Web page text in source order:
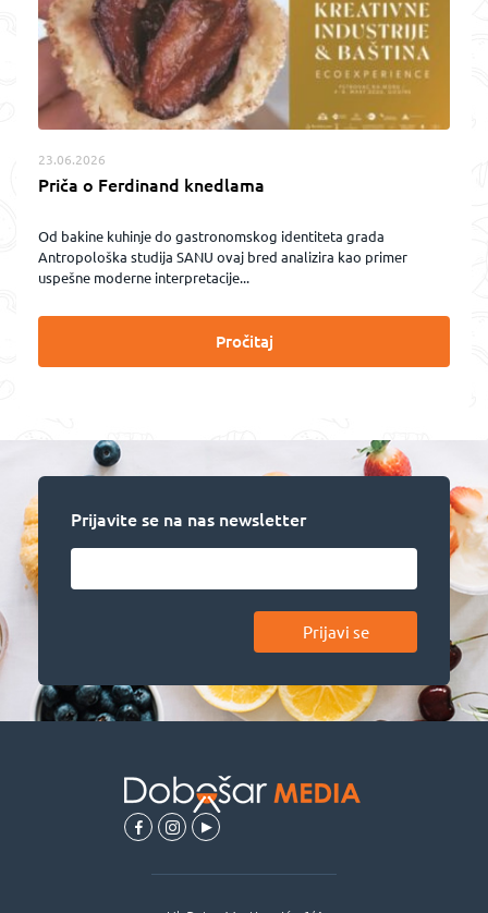
23.06.2026
Priča o Ferdinand knedlama
Od bakine kuhinje do gastronomskog identiteta grada
Antropološka studija SANU ovaj bred analizira kao primer
uspešne moderne interpretacije...
Pročitaj
Prijavite se na nas newsletter
Prijavi se